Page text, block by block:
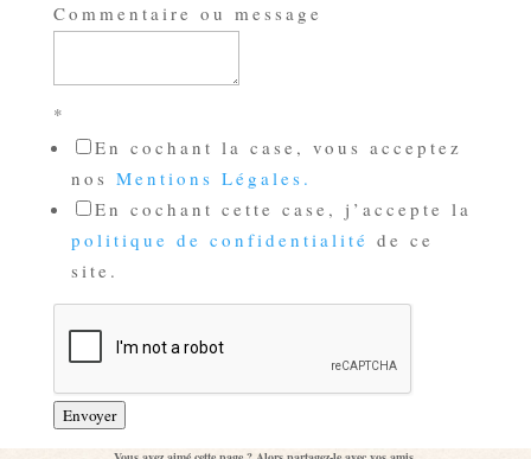
Commentaire ou message
p
o
r
m
e
s
*
En cochant la case, vous acceptez
nos Mentions Légales.
En cochant cette case, j’accepte la
politique de confidentialité de ce
site.
Envoyer